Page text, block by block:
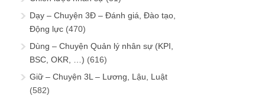
Dạy – Chuyện 3Đ – Đánh giá, Đào tạo,
Động lực (470)
Dùng – Chuyện Quản lý nhân sự (KPI,
BSC, OKR, …) (616)
Giữ – Chuyện 3L – Lương, Lậu, Luật
(582)